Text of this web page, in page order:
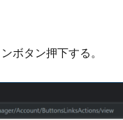
ボタン押下する。